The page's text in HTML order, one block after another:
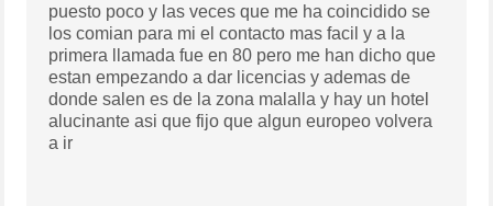
puesto poco y las veces que me ha coincidido se
los comian para mi el contacto mas facil y a la
primera llamada fue en 80 pero me han dicho que
estan empezando a dar licencias y ademas de
donde salen es de la zona malalla y hay un hotel
alucinante asi que fijo que algun europeo volvera
a ir